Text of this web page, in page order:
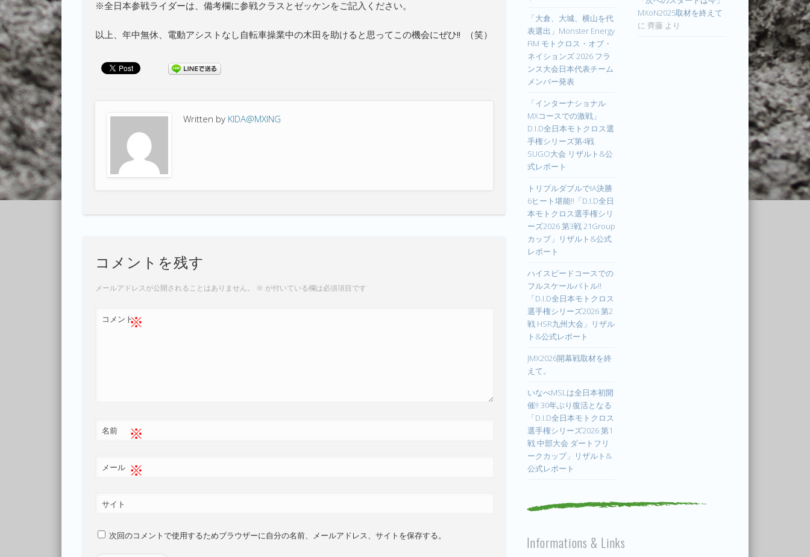
※全日本参戦ライダーは、備考欄に参戦クラスとゼッケンをご記入ください。
以上、年中無休、電動アシストなし自転車操業中の木田を助けると思ってこの機会にぜひ!! （笑）
Written by KIDA@MXING
コメントを残す
メールアドレスが公開されることはありません。 ※ が付いている欄は必須項目です
コメント※
名前 ※
メール ※
サイト
次回のコメントで使用するためブラウザーに自分の名前、メールアドレス、サイトを保存する。
「大倉、大城、横山を代
表選出」Monster Energy
FIM モトクロス・オブ・
ネイションズ 2026 フラ
ンス大会日本代表チーム
メンバー発表
「インターナショナル
MXコースでの激戦」
D.I.D全日本モトクロス選
手権シリーズ第4戦
SUGO大会 リザルト&公
式レポート
トリプルダブルでIA決勝
6ヒート堪能!!「D.I.D全日
本モトクロス選手権シリ
ーズ2026 第3戦 21Group
カップ」リザルト&公式
レポート
ハイスピードコースでの
フルスケールバトル!!
「D.I.D全日本モトクロス
選手権シリーズ2026 第2
戦 HSR九州大会」リザル
ト&公式レポート
JMX2026開幕戦取材を終
えて。
いなべMSLは全日本初開
催!! 30年ぶり復活となる
「D.I.D全日本モトクロス
選手権シリーズ2026 第1
戦 中部大会 ダートフリ
ークカップ」リザルト&
公式レポート
MXoN2025取材を終えて
に 齊藤 より
Informations & Links